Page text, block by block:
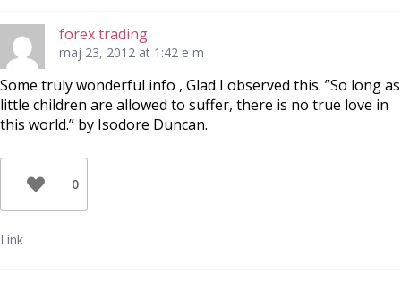
forex trading
maj 23, 2012 at 1:42 e m
Some truly wonderful info , Glad I observed this. ”So long as
little children are allowed to suffer, there is no true love in
this world.” by Isodore Duncan.
0
Link